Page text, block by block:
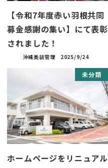
【令和7年度赤い羽根共同
募金感謝の集い】にて表彰
されました！
沖縄美装管理 2025/9/24
未分類
ホームページをリニュアル